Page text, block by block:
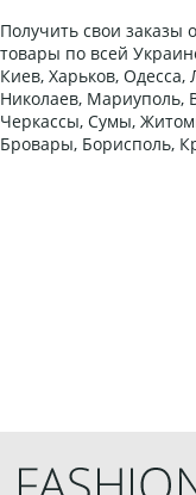
Получить свои заказы
товары по всей
Киев, Харьков,
Николаев, Мариуполь,
Черкассы, Сумы,
Бровары, Борисполь,